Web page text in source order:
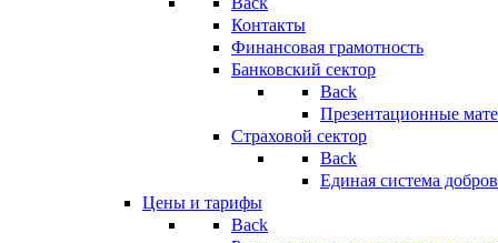
Контакты
Финансовая грамотность
Банковский сектор
Back
Презентационные
Страховой сектор
Back
Единая система
Цены и тарифы
Back